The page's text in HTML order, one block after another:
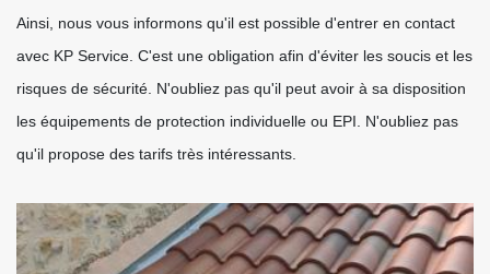
Ainsi, nous vous informons qu'il est possible d'entrer en contact
avec KP Service. C'est une obligation afin d'éviter les soucis et les
risques de sécurité. N'oubliez pas qu'il peut avoir à sa disposition
les équipements de protection individuelle ou EPI. N'oubliez pas
qu'il propose des tarifs très intéressants.